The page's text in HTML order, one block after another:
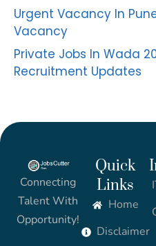
Urgent Vacancy In
Vacancy
Private Jobs In Wada
Recruitment Updates
Connecting
Talent With
Opportunity!
Quick
Links
Home
Disclaimer